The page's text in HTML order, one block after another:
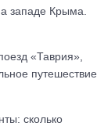
западе Крыма.
«Таврия»,
путешествие.
сколько